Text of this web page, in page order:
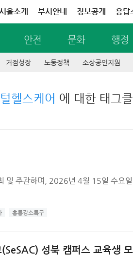
울소개 부서안내 정보공개 응답
안전 문화 행정
거점성장 노동정책 소상공인지원
헬스케어 에 대한 태그
및 주관하며, 2026년 4월 15일 수요
홍릉강소특구
(SeSAC) 성북 캠퍼스 교육생